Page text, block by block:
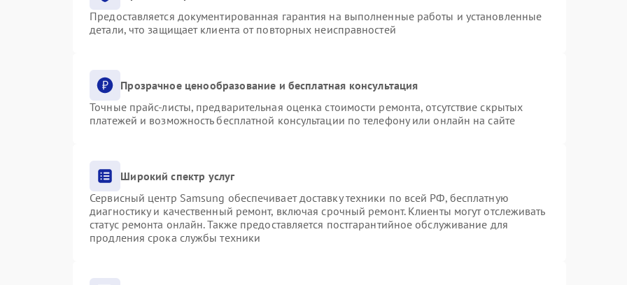
Предоставляется документированная гарантия на выполненные работы и установленные
детали, что защищает клиента от повторных неисправностей
Прозрачное ценообразование и бесплатная консультация
Точные прайс-листы, предварительная оценка стоимости ремонта, отсутствие скрытых
платежей и возможность бесплатной консультации по телефону или онлайн на сайте
Широкий спектр услуг
Сервисный центр Samsung обеспечивает доставку техники по всей РФ, бесплатную
диагностику и качественный ремонт, включая срочный ремонт. Клиенты могут отслеживать
статус ремонта онлайн. Также предоставляется постгарантийное обслуживание для
продления срока службы техники